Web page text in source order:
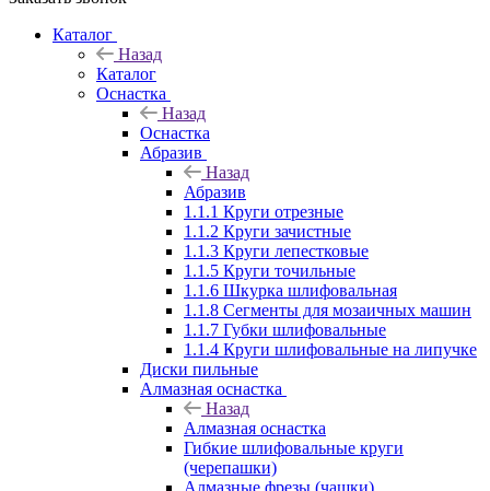
Каталог
Назад
Каталог
Оснастка
Назад
Оснастка
Абразив
Назад
Абразив
1.1.1 Круги отрезные
1.1.2 Круги зачистные
1.1.3 Круги лепестковые
1.1.5 Круги точильные
1.1.6 Шкурка шлифовальная
1.1.8 Сегменты для мозаичных машин
1.1.7 Губки шлифовальные
1.1.4 Круги шлифовальные на липучке
Диски пильные
Алмазная оснастка
Назад
Алмазная оснастка
Гибкие шлифовальные круги
(черепашки)
Алмазные фрезы (чашки)